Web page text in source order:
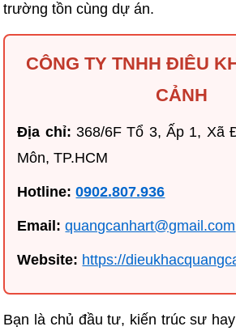
trường tồn cùng dự án.
CÔNG TY TNHH ĐIÊU
CẢNH
Địa chỉ: 368/6F Tổ 3, Ấp 1, Xã
Môn, TP.HCM
Hotline: 0902.807.936
Email: quangcanhart@gmail.com
Website: https://
Bạn là chủ đầu tư, kiến trúc sư